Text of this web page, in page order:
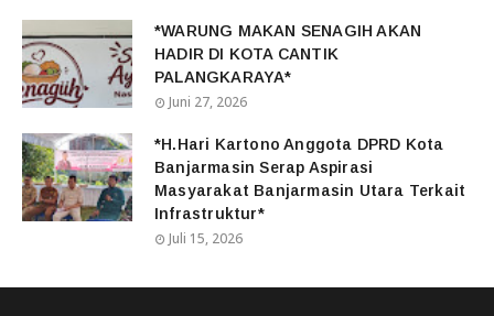
*WARUNG MAKAN SENAGIH AKAN
HADIR DI KOTA CANTIK
PALANGKARAYA*
Juni 27, 2026
*H.Hari Kartono Anggota DPRD Kota
Banjarmasin Serap Aspirasi
Masyarakat Banjarmasin Utara Terkait
Infrastruktur*
Juli 15, 2026